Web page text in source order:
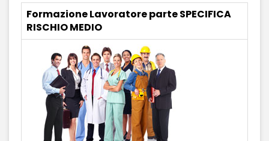
Formazione Lavoratore parte SPECIFICA
RISCHIO MEDIO